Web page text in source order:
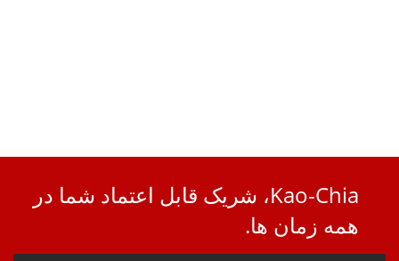
Kao-Chia، شریک قابل اعتماد شما در
همه زمان ها.